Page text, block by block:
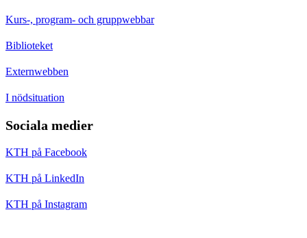
Kurs-, program- och gruppwebbar
Biblioteket
Externwebben
I nödsituation
Sociala medier
KTH på Facebook
KTH på LinkedIn
KTH på Instagram